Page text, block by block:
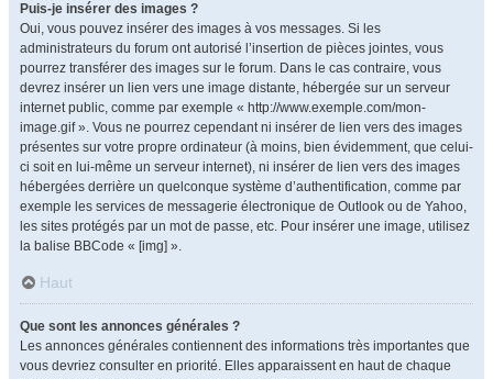
Puis-je insérer des images ?
Oui, vous pouvez insérer des images à vos messages. Si les
administrateurs du forum ont autorisé l’insertion de pièces jointes, vous
pourrez transférer des images sur le forum. Dans le cas contraire, vous
devrez insérer un lien vers une image distante, hébergée sur un serveur
internet public, comme par exemple « http://www.exemple.com/mon-
image.gif ». Vous ne pourrez cependant ni insérer de lien vers des images
présentes sur votre propre ordinateur (à moins, bien évidemment, que celui-
ci soit en lui-même un serveur internet), ni insérer de lien vers des images
hébergées derrière un quelconque système d’authentification, comme par
exemple les services de messagerie électronique de Outlook ou de Yahoo,
les sites protégés par un mot de passe, etc. Pour insérer une image, utilisez
la balise BBCode « [img] ».
Haut
Que sont les annonces générales ?
Les annonces générales contiennent des informations très importantes que
vous devriez consulter en priorité. Elles apparaissent en haut de chaque